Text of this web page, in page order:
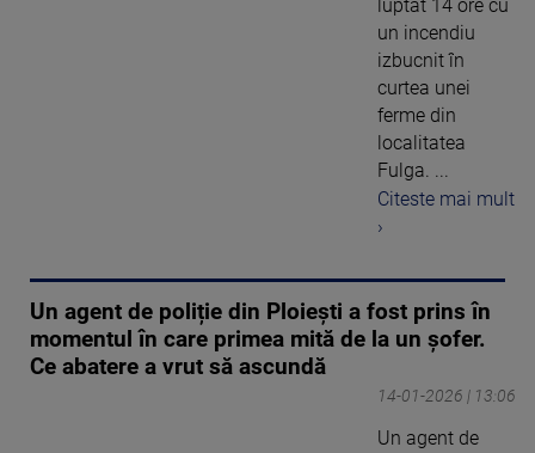
luptat 14 ore cu
un incendiu
izbucnit în
curtea unei
ferme din
localitatea
Fulga. ...
Citeste mai mult
›
Un agent de poliție din Ploiești a fost prins în
momentul în care primea mită de la un șofer.
Ce abatere a vrut să ascundă
14-01-2026 | 13:06
Un agent de